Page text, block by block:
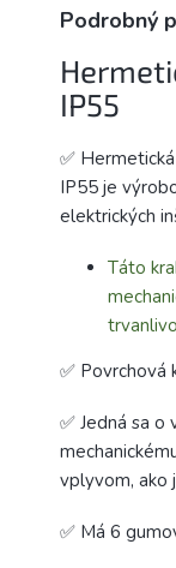
Podrobný
IP55
✅
IP55 je
elektrických
Táto
✅ Povrchová
✅ Jedná sa
vplyvom, ako
✅ Má 6